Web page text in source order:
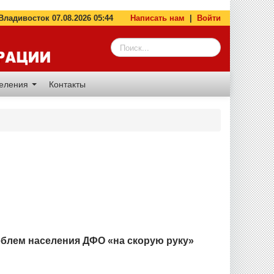
07.08.2026 05:44 Написать нам Войти
Контакты
населения ДФО «на скорую руку»